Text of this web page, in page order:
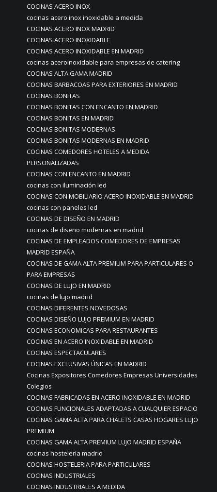
COCINAS ACERO INOX
cocinas acero inox inoxidable a medida
COCINAS ACERO INOX MADRID
COCINAS ACERO INOXIDABLE
COCINAS ACERO INOXIDABLE EN MADRID
cocinas aceroinoxidable para empresas de catering
COCINAS ALTA GAMA MADRID
COCINAS BARBACOAS PARA EXTERIORES EN MADRID
COCINAS BONITAS
COCINAS BONITAS CON ENCANTO EN MADRID
COCINAS BONITAS EN MADRID
COCINAS BONITAS MODERNAS
COCINAS BONITAS MODERNAS EN MADRID
COCINAS COMEDORES HOTELES A MEDIDA
PERSONALIZADAS
COCINAS CON ENCANTO EN MADRID
cocinas con iluminación led
COCINAS CON MOBILIARIO ACERO INOXIDABLE EN MADRID
cocinas con paneles led
COCINAS DE DISEÑO EN MADRID
cocinas de diseño modernas en madrid
COCINAS DE EMPLEADOS COMEDORES DE EMPRESAS
MADRID ESPAÑA
COCINAS DE GAMA ALTA PREMIUM PARA PARTICULARES O
PARA EMPRESAS
COCINAS DE LUJO EN MADRID
cocinas de lujo madrid
COCINAS DIFERENTES NOVEDOSAS
COCINAS DISEÑO LUJO PREMIUM EN MADRID
COCINAS ECONOMICAS PARA RESTAURANTES
COCINAS EN ACERO INOXIDABLE EN MADRID
COCINAS ESPECTACULARES
COCINAS EXCLUSIVAS ÚNICAS EN MADRID
Cocinas Expositores Comedores Empresas Universidades
Colegios
COCINAS FABRICADAS EN ACERO INOXIDABLE EN MADRID
COCINAS FUNCIONALES ADAPTADAS A CUALQUIER ESPACIO
COCINAS GAMA ALTA PARA CHALETS CASAS HOGARES LUJO
PREMIUM
COCINAS GAMA ALTA PREMIUM LUJO MADRID ESPAÑA
cocinas hostelería madrid
COCINAS HOSTELERIA PARA PARTICULARES
COCINAS INDUSTRIALES
COCINAS INDUSTRIALES A MEDIDA